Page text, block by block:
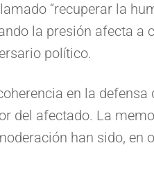
“recuperar la
la presión afecta a
político.
en la
del afectado. La
han sido, en